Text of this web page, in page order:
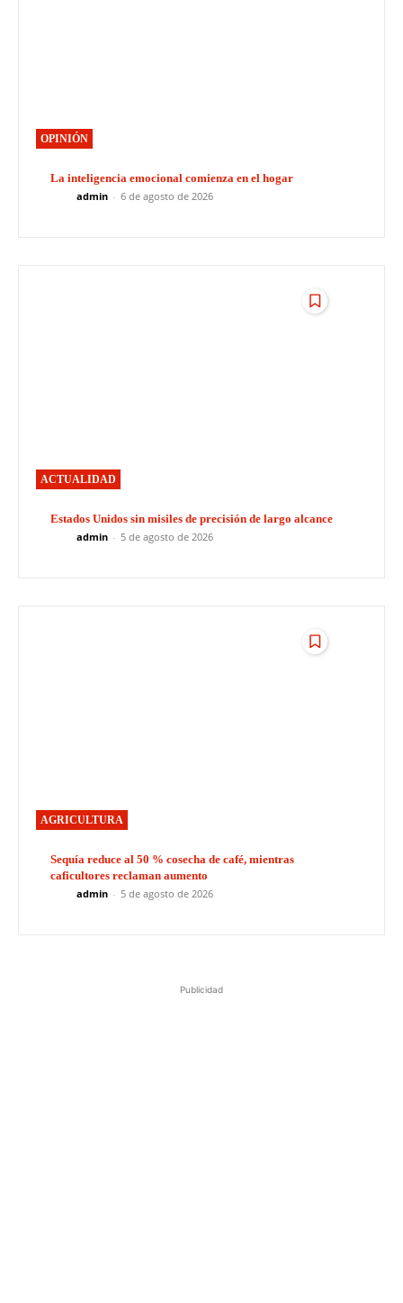
OPINIÓN
La inteligencia emocional comienza en el hogar
admin - 6 de agosto de 2026
ACTUALIDAD
Estados Unidos sin misiles de precisión de largo alcance
admin - 5 de agosto de 2026
AGRICULTURA
Sequía reduce al 50 % cosecha de café, mientras
caficultores reclaman aumento
admin - 5 de agosto de 2026
Publicidad